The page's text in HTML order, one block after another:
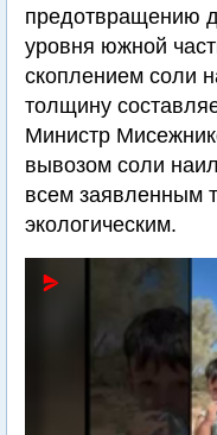
предотвращению
уровня южной
скоплением соли
толщину
Министр
вывозом соли
всем заявленным
экологическим.